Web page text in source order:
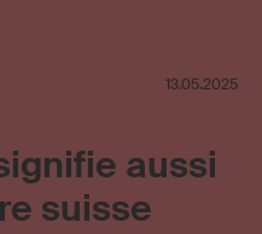
13.05.2025
aussi
suisse